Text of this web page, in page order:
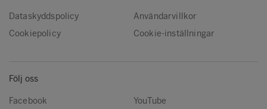
Dataskyddspolicy
Användarvillkor
Cookiepolicy
Cookie-inställningar
Följ oss
Facebook YouTube